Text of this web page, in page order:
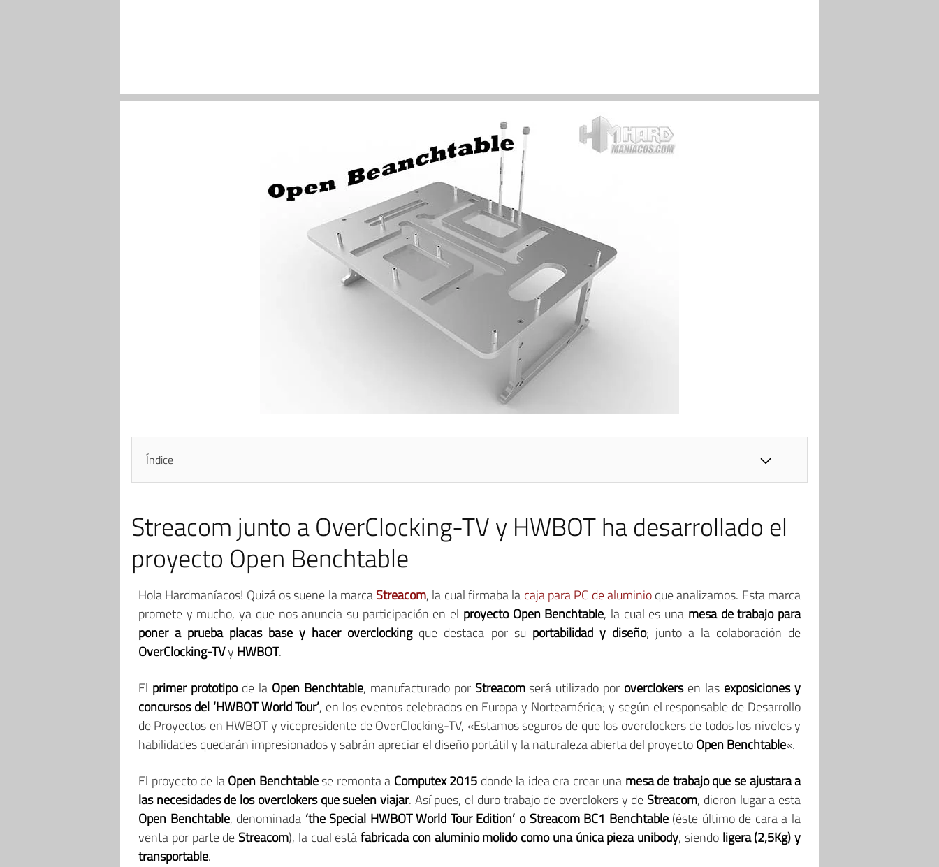
Índice
Streacom junto a OverClocking-TV y HWBOT ha desarrollado el
proyecto Open Benchtable
Hola Hardmaníacos! Quizá os suene la marcaStreacom, la cual firmaba la caja para PC de aluminioque analizamos. Esta marca
promete y mucho, ya que nos anuncia su participación en el proyecto Open Benchtable, la cual es una mesa de trabajo para
poner a prueba placas base y hacer overclockingque destaca por su portabilidad y diseño; junto a la colaboración de
OverClocking-TVy HWBOT.
El primer prototipode la Open Benchtable, manufacturado por Streacomserá utilizado por overclokersen las exposiciones y
concursos del ‘HWBOT World Tour’, en los eventos celebrados en Europa y Norteamérica; y según el responsable de Desarrollo
de Proyectos en HWBOT y vicepresidente de OverClocking-TV, «Estamos seguros de que los overclockers de todos los niveles y
habilidades quedarán impresionados y sabrán apreciar el diseño portátil y la naturaleza abierta del proyectoOpen Benchtable«.
El proyecto de laOpen Benchtablese remonta a Computex 2015 donde la idea era crear una mesa de trabajo que se ajustara a
las necesidades de los overclokers que suelen viajar. Así pues, el duro trabajo de overclokers y de Streacom, dieron lugar a esta
Open Benchtable, denominada ‘the Special HWBOT World Tour Edition’ o Streacom BC1 Benchtable(éste último de cara a la
venta por parte de Streacom), la cual estáfabricada con aluminio molido como una única pieza unibody, siendoligera (2,5Kg) y
transportable.